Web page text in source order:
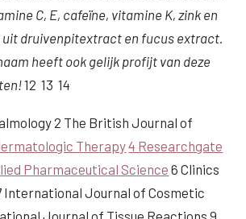
C, E, cafeïne, vitamine K, zink en
druivenpitextract en fucus extract.
heeft ook gelijk profijt van deze
12 13 14
2 The British Journal of
Therapy4 Researchgate
Pharmaceutical Science 6 Clinics
International Journal of Cosmetic